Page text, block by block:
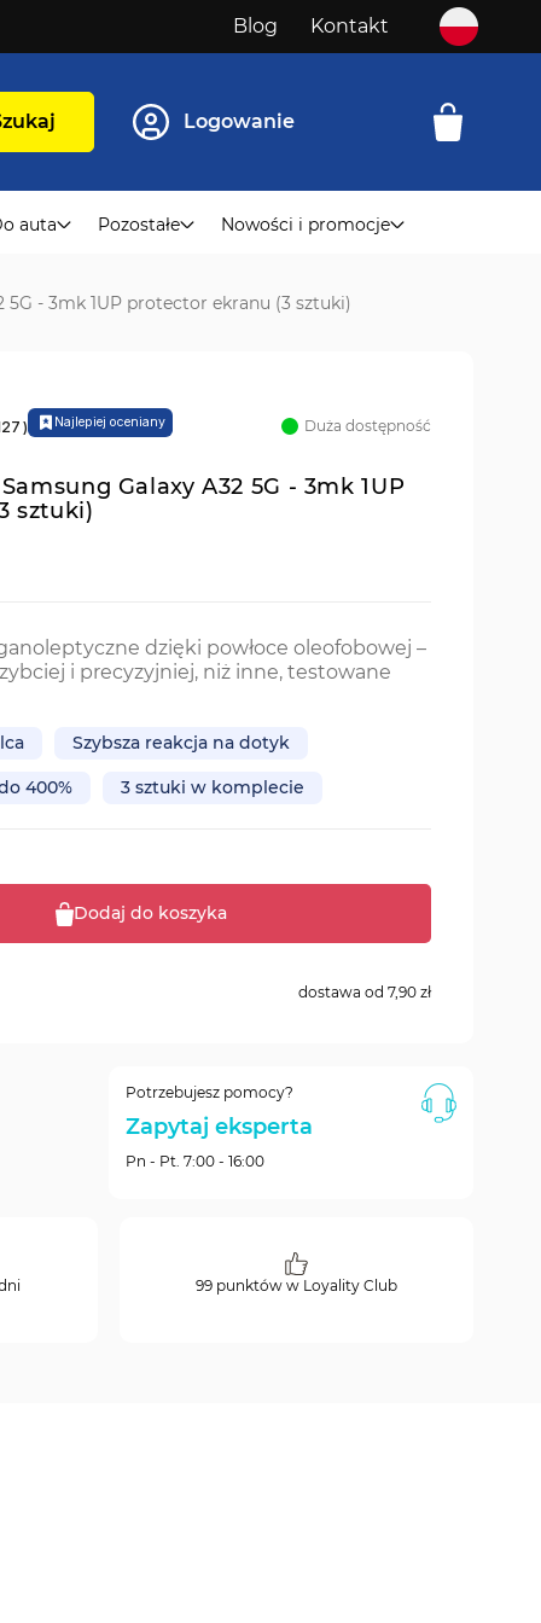
Blog Kontakt
Logowanie
auta Pozostałe Nowości i promocje
- 3mk 1UP protector ekranu (3 sztuki)
) Najlepiej oceniany Duża dostępność
Galaxy A32 5G - 3mk 1UP
sztuki)
dzięki powłoce oleofobowej –
i precyzyjniej, niż inne, testowane
Szybsza reakcja na dotyk
400% 3 sztuki w komplecie
Dodaj do koszyka
dostawa od7,90 zł
Potrzebujesz pomocy?
Zapytaj eksperta
Pn - Pt. 7:00 - 16:00
99 punktów w Loyality Club